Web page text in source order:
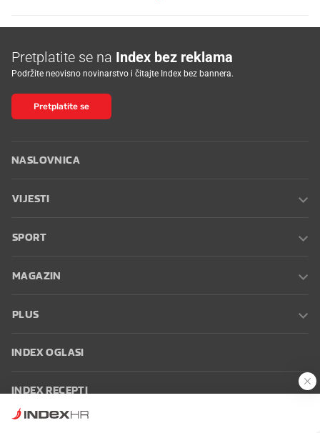
Pretplatite se na Index bez reklama
Podržite neovisno novinarstvo i čitajte Index bez bannera.
Pretplatite se
NASLOVNICA
VIJESTI
SPORT
MAGAZIN
PLUS
INDEX OGLASI
INDEX RECEPTI